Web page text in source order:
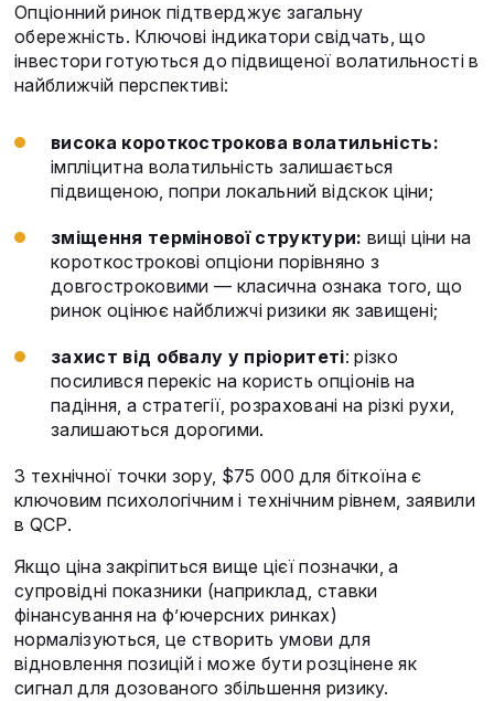
Опціонний ринок підтверджує загальну
обережність. Ключові індикатори свідчать, що
інвестори готуються до підвищеної волатильності в
найближчій перспективі:
висока короткострокова волатильність:
імпліцитна волатильність залишається
підвищеною, попри локальний відскок ціни;
зміщення термінової структури: вищі ціни на
короткострокові опціони порівняно з
довгостроковими — класична ознака того, що
ринок оцінює найближчі ризики як завищені;
захист від обвалу у пріоритеті: різко
посилився перекіс на користь опціонів на
падіння, а стратегії, розраховані на різкі рухи,
залишаються дорогими.
З технічної точки зору, $75 000 для біткоїна є
ключовим психологічним і технічним рівнем, заявили
в QCP.
Якщо ціна закріпиться вище цієї позначки, а
супровідні показники (наприклад, ставки
фінансування на ф’ючерсних ринках)
нормалізуються, це створить умови для
відновлення позицій і може бути розцінене як
сигнал для дозованого збільшення ризику.